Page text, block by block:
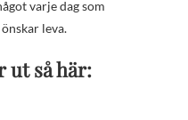
varje dag som
leva.
ut så här: